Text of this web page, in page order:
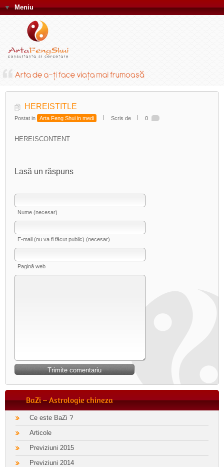
▼Meniu
HEREISTITLE
Postat in Arta Feng Shui in medi Scris de 0
HEREISCONTENT
Lasă un răspuns
Nume (necesar)
E-mail (nu va fi făcut public) (necesar)
Pagină web
BaZi – Astrologie chineza
Ce este BaZi ?
Articole
Previziuni 2015
Previziuni 2014